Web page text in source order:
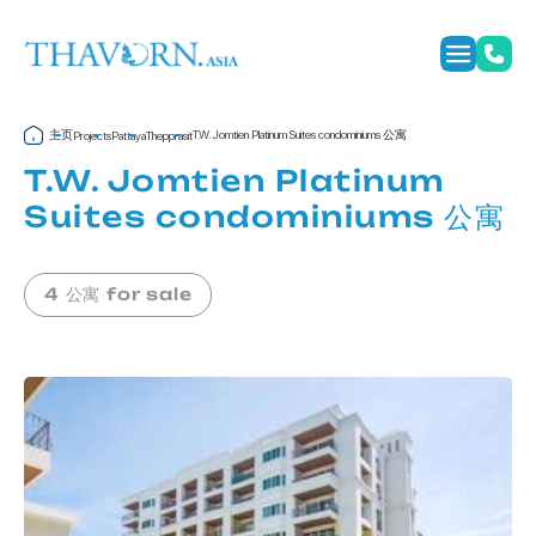
主页ProjectsPattayaThepprasitT.W. Jomtien Platinum Suites condominiums 公寓
T.W. Jomtien Platinum
Suites condominiums 公寓
4 公寓 for sale